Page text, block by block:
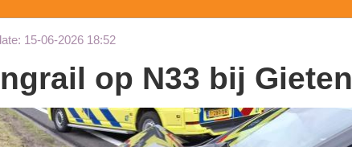
15-06-2026 18:52
op N33 bij Gieten